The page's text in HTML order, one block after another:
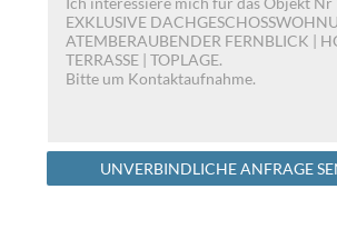
UNVERBINDLICHE ANFRAGE
Alternative: